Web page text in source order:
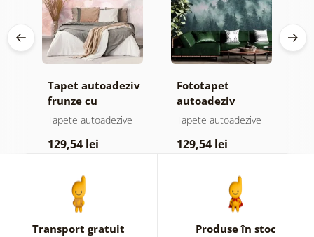
Tapet autoadeziv
frunze cu
atingere
Tapete autoadezive
129,54 lei
Fototapet
autoadeziv
pădure în ceață
Tapete autoadezive
129,54 lei
Transport gratuit Produse în stoc